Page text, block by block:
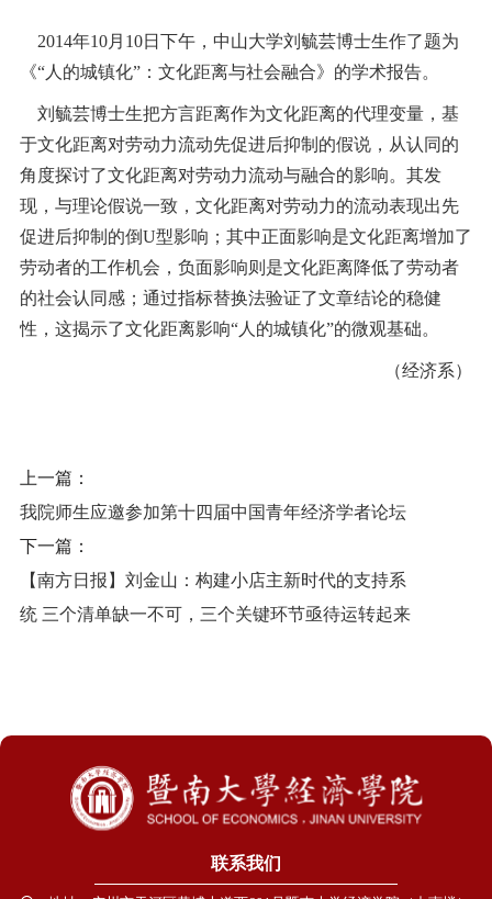
2014年10月10日下午，中山大学刘毓芸博士生作了题为
《“人的城镇化”：文化距离与社会融合》的学术报告。
刘毓芸博士生把方言距离作为文化距离的代理变量，基
于文化距离对劳动力流动先促进后抑制的假说，从认同的
角度探讨了文化距离对劳动力流动与融合的影响。其发
现，与理论假说一致，文化距离对劳动力的流动表现出先
促进后抑制的倒U型影响；其中正面影响是文化距离增加了
劳动者的工作机会，负面影响则是文化距离降低了劳动者
的社会认同感；通过指标替换法验证了文章结论的稳健
性，这揭示了文化距离影响“人的城镇化”的微观基础。
（经济系）
上一篇：
我院师生应邀参加第十四届中国青年经济学者论坛
下一篇：
【南方日报】刘金山：构建小店主新时代的支持系
统 三个清单缺一不可，三个关键环节亟待运转起来
联系我们